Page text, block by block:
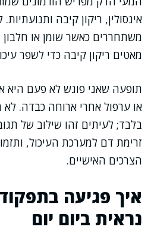
אינסולין, ריקון קיבה
משתחררים כאשר שומן או חלבון
מאטים ריקון קיבה כדי לשפר
תופעה שאני פוגש לא פעם היא
או ערפול אחרי ארוחה כבדה. לא
בלבד; לעיתים זהו שילוב של
זרימת דם למערכת העיכול,
הצרכים האישיים.
איך פגיעה
נראית ביום יום